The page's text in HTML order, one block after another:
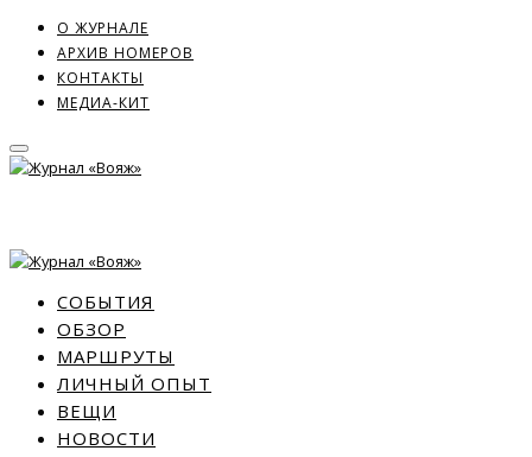
О ЖУРНАЛЕ
АРХИВ НОМЕРОВ
КОНТАКТЫ
МЕДИА-КИТ
СОБЫТИЯ
ОБЗОР
МАРШРУТЫ
ЛИЧНЫЙ ОПЫТ
ВЕЩИ
НОВОСТИ